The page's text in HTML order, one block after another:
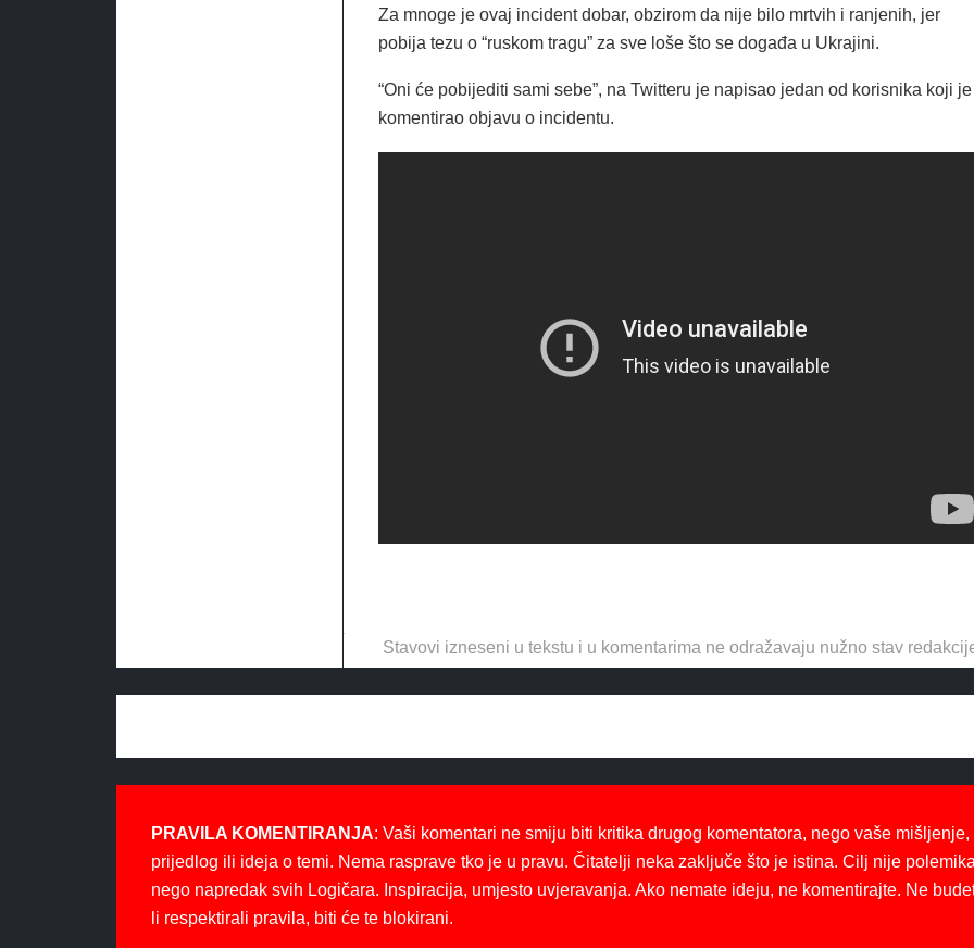
Za mnoge je ovaj incident dobar, obzirom da nije bilo mrtvih i ranjenih, jer
pobija tezu o “ruskom tragu” za sve loše što se događa u Ukrajini.
“Oni će pobijediti sami sebe”, na Twitteru je napisao jedan od korisnika koji je
komentirao objavu o incidentu.
Stavovi izneseni u tekstu i u komentarima ne odražavaju nužno stav
PRAVILA KOMENTIRANJA: Vaši komentari ne smiju biti kritika drugog komentatora, nego vaše mišljenje,
prijedlog ili ideja o temi. Nema rasprave tko je u pravu. Čitatelji neka zaključe što je istina. Cilj nije
nego napredak svih Logičara. Inspiracija, umjesto uvjeravanja. Ako nemate ideju, ne komentirajte. Ne
li respektirali pravila, biti će te blokirani.